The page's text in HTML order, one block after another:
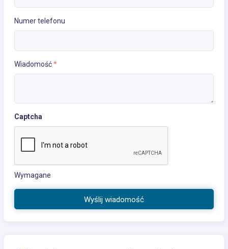
Numer telefonu
Wiadomość*
Captcha
Wymagane
Wyślij wiadomość